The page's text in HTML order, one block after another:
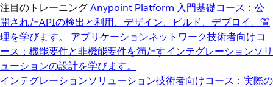
注目のトレーニングAnypoint Platform 入門基礎コース：公
開されたAPIの検出と利用、デザイン、ビルド、デプロイ、管
理を学びます。
アプリケーションネットワーク技術者向けコ
ース：機能要件と非機能要件を満たすインテグレーションソリ
ューションの設計を学びます。
インテグレーションソリューション技術者向けコース：実際の